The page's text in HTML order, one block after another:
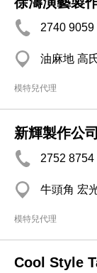
2740 9059
油麻地 高
模特兒代理
新輝製作公司
2752 8754
牛頭角 宏
模特兒代理
Cool Style